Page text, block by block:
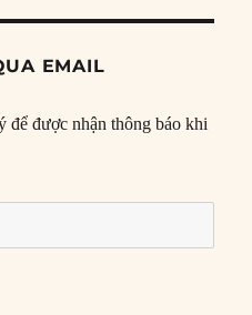
EMAIL
để được nhận thông báo khi